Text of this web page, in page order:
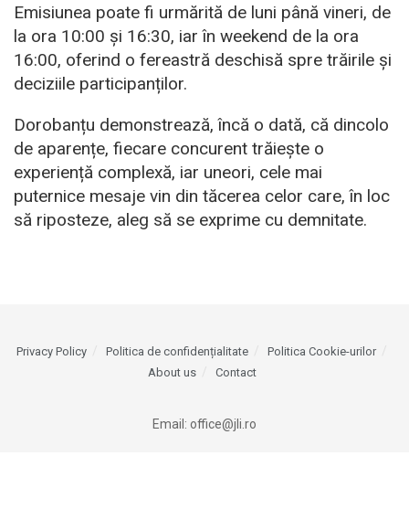
Emisiunea poate fi urmărită de luni până vineri, de
la ora 10:00 și 16:30, iar în weekend de la ora
16:00, oferind o fereastră deschisă spre trăirile și
deciziile participanților.
Dorobanțu demonstrează, încă o dată, că dincolo
de aparențe, fiecare concurent trăiește o
experiență complexă, iar uneori, cele mai
puternice mesaje vin din tăcerea celor care, în loc
să riposteze, aleg să se exprime cu demnitate.
Privacy Policy Politica de confidențialitate
Politica Cookie-urilor
About us
Contact
Email: office@jli.ro